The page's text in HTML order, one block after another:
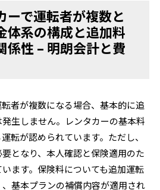
ーで運転者が複数と
体系の構成と追加料
係性 – 明朗会計と費
者が複数になる場合、基本的に追
生しません。レンタカーの基本料
転が認められています。ただし、
となり、本人確認と保険適用のた
ます。保険料についても追加運転
基本プランの補償内容が適用され